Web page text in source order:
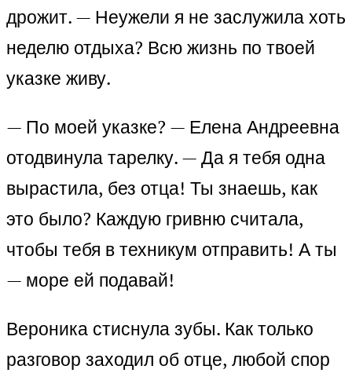
дрожит. — Неужели я не заслужила хоть
неделю отдыха? Всю жизнь по твоей
указке живу.
— По моей указке? — Елена Андреевна
отодвинула тарелку. — Да я тебя одна
вырастила, без отца! Ты знаешь, как
это было? Каждую гривню считала,
чтобы тебя в техникум отправить! А ты
— море ей подавай!
Вероника стиснула зубы. Как только
разговор заходил об отце, любой спор